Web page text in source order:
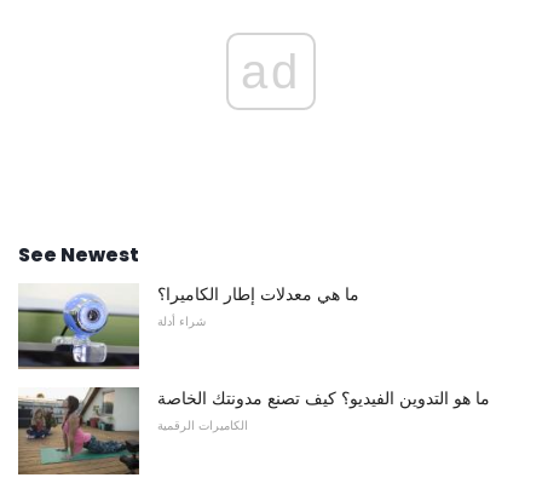
ad
See Newest
ما هي معدلات إطار الكاميرا؟
شراء أدلة
ما هو التدوين الفيديو؟ كيف تصنع مدونتك الخاصة
الكاميرات الرقمية